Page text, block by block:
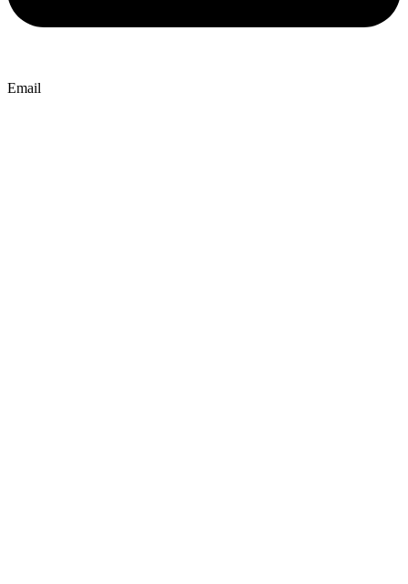
Email